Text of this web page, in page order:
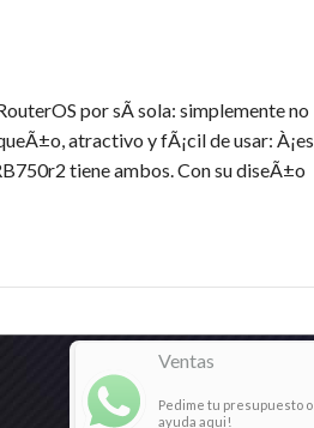
por sÃ­ sola: simplemente no
atractivo y fÃ¡cil de usar: À¡es
tiene ambos. Con su diseÃ±o
Ventas
Pedime tu presupuesto o
ayuda aqui!